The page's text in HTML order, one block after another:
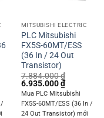
₫.
/
MITSUBISHI ELECTRIC
PLC Mitsubishi
FX5S-60MT/ESS
(36 In / 24 Out
Transistor)
7.884.000₫
Original
price
was:
7.884.000 ₫.
6.935.000₫Current
price
is:
6.935.000
Mua PLC Mitsubishi
FX5S-60MT/ESS (36 In /
24 Out Transistor) mới